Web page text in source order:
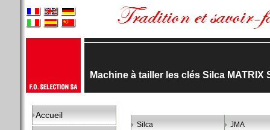
Machine à tailler les clés Silca MATRIX
Accueil
Silca JMA